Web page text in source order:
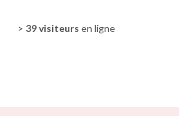
> 39 visiteurs en ligne